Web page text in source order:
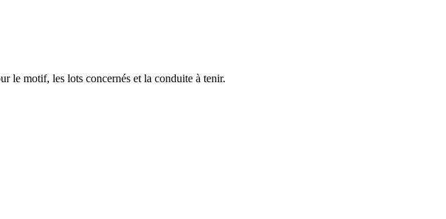
le motif, les lots concernés et la conduite à tenir.